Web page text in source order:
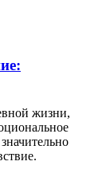
жизни,